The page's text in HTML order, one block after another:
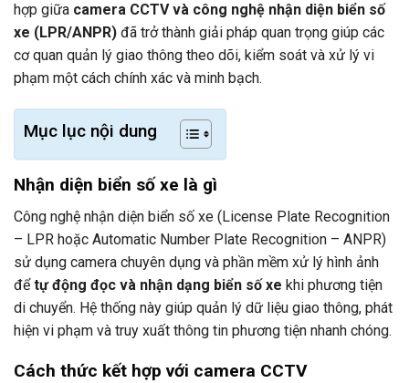
hợp giữa camera CCTV và công nghệ nhận diện biển số
xe (LPR/ANPR) đã trở thành giải pháp quan trọng giúp các
cơ quan quản lý giao thông theo dõi, kiểm soát và xử lý vi
phạm một cách chính xác và minh bạch.
Mục lục nội dung
Nhận diện biển số xe là gì
Công nghệ nhận diện biển số xe (License Plate Recognition
– LPR hoặc Automatic Number Plate Recognition – ANPR)
sử dụng camera chuyên dụng và phần mềm xử lý hình ảnh
đểtự động đọc và nhận dạng biển số xe khi phương tiện
di chuyển. Hệ thống này giúp quản lý dữ liệu giao thông, phát
hiện vi phạm và truy xuất thông tin phương tiện nhanh chóng.
Cách thức kết hợp với camera CCTV